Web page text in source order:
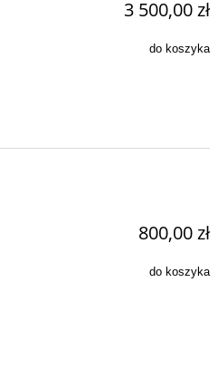
3 500,00 zł
do koszyka
800,00 zł
do koszyka